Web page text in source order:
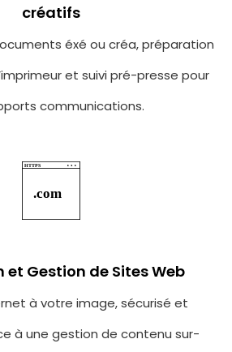
créatifs
éxé ou créa, préparation
et suivi pré-presse pour
communications.
et Gestion de Sites Web
à votre image, sécurisé et
à une gestion de contenu sur-